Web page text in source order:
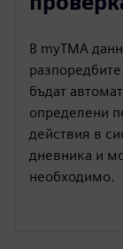
В myTMA
бъдат
определени
действия в
дневника и
необходимо.